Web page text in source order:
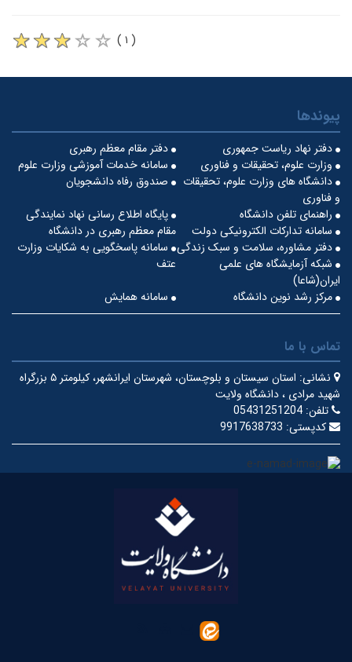
( ۱ )
پیوندها
دفتر مقام معظم رهبری
دفتر نهاد ریاست جمهوری
سامانه خدمات آموزشی وزارت علوم
وزارت علوم، تحقیقات و فناوری
صندوق رفاه دانشجویان
دانشگاه های وزارت علوم، تحقیقات
و فناوری
پایگاه اطلاع رسانی نهاد نمایندگی
مقام معظم رهبری در دانشگاه
راهنمای تلفن دانشگاه
سامانه تدارکات الکترونیکی دولت
سامانه پاسخگویی به شکایات وزارت
عتف
دفتر مشاوره، سلامت و سبک زندگی
شبکه آزمایشگاه های علمی
ایران(شاعا)
سامانه همایش
مرکز رشد نوین دانشگاه
تماس با ما
نشانی:
استان سیستان و بلوچستان، شهرستان ایرانشهر، کیلومتر ۵ بزرگراه
شهید مرادی ، دانشگاه ولایت
تلفن: 05431251204
کدپستی: 9917638733